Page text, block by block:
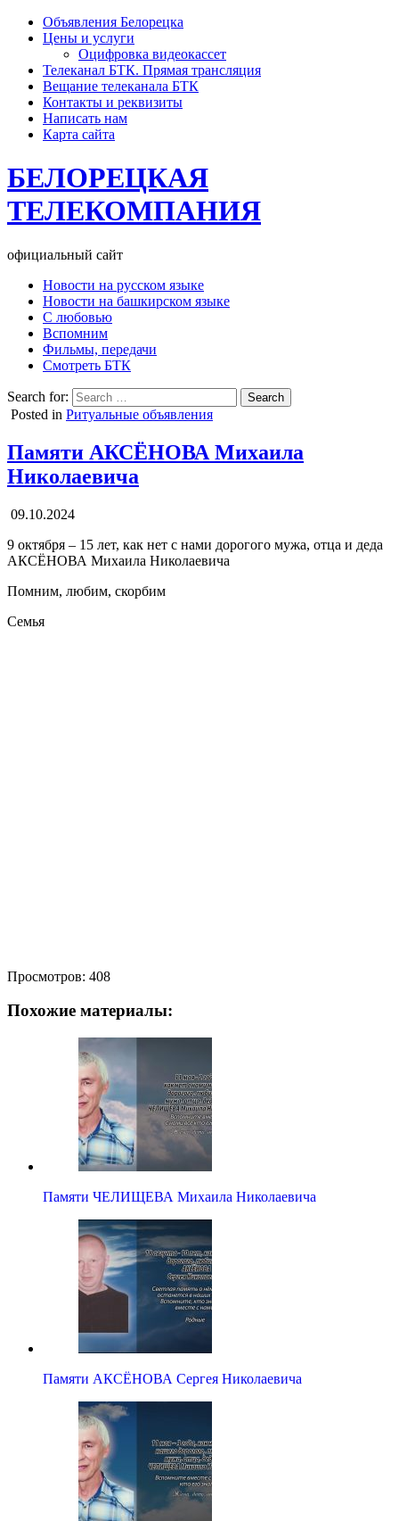
Объявления Белорецка
Цены и услуги
Оцифровка видеокассет
Телеканал БТК. Прямая трансляция
Вещание телеканала БТК
Контакты и реквизиты
Написать нам
Карта сайта
БЕЛОРЕЦКАЯ
ТЕЛЕКОМПАНИЯ
официальный сайт
Новости на русском языке
Новости на башкирском языке
С любовью
Вспомним
Фильмы, передачи
Смотреть БТК
Search for:
Posted in Ритуальные объявления
Памяти АКСЁНОВА Михаила
Николаевича
09.10.2024
9 октября – 15 лет, как нет с нами дорогого мужа, отца и деда
АКСЁНОВА Михаила Николаевича
Помним, любим, скорбим
Семья
Просмотров: 408
Похожие материалы:
Памяти ЧЕЛИЩЕВА Михаила Николаевича
Памяти АКСЁНОВА Сергея Николаевича